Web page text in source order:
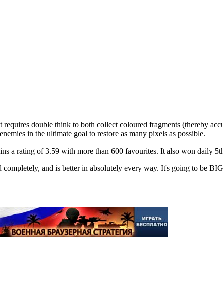
double think to both collect coloured fragments (thereby
in the ultimate goal to restore as many pixels as possible.
a rating of 3.59 with more than 600 favourites. It also won daily
and is better in absolutely every way. It's going to be